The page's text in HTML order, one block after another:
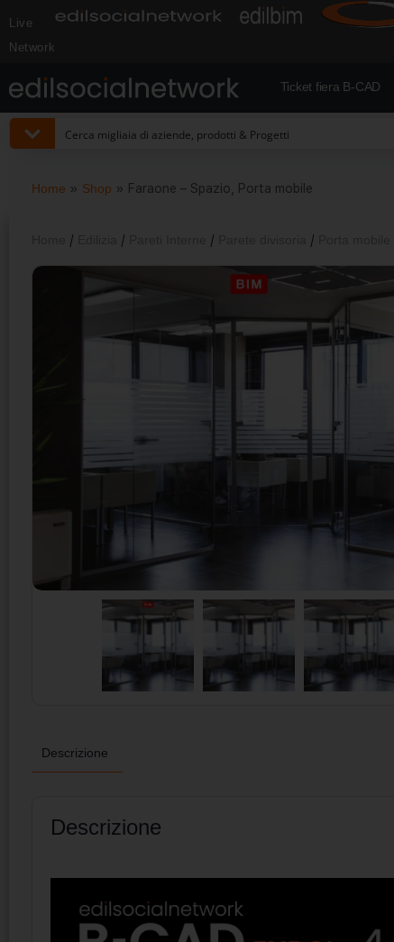
Live
Network
Ticket fiera B-CAD
Home » Shop » Faraone – Spazio, Porta mobile
/ / / /
Descrizione
Descrizione